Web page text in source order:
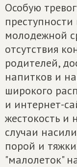
Особую
молодежной
отсутствия
родителей,
напитков и
широкого
и интернет-
жестокость и
случаи
порой и
"малолеток"